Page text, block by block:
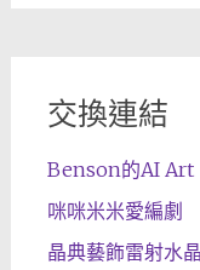
交換連結
Benson的AI Art
咪咪米米愛編劇
晶典藝飾雷射水